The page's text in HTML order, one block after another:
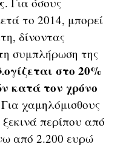
το 2014, μπορεί
δίνοντας
συμπλήρωση της
στο 20%
κατά τον χρόνο
χαμηλόμισθους
περίπου από
από 2.200 ευρώ